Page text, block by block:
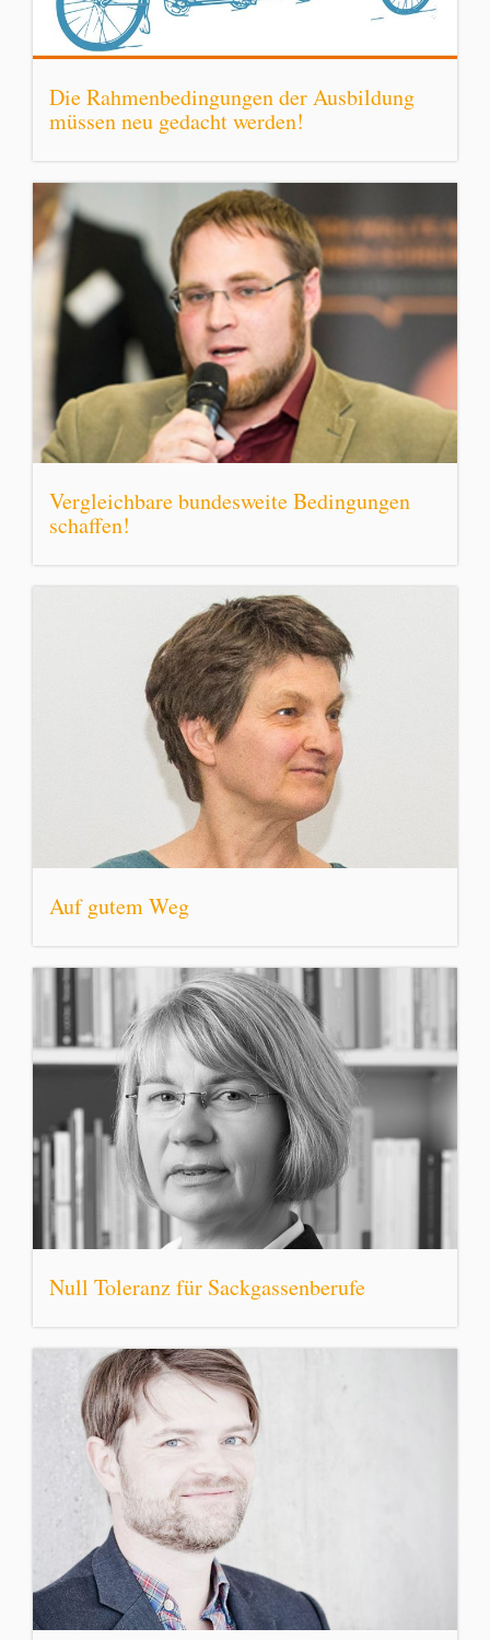
Die Rahmenbedingungen der Ausbildung
müssen neu gedacht werden!
Vergleichbare bundesweite Bedingungen
schaffen!
Auf gutem Weg
Null Toleranz für Sackgassenberufe